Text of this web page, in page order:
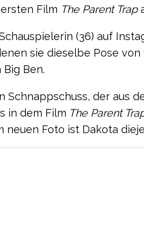
Film The Parent Trap
(36) auf
sie dieselbe Pose
Ben.
Schnappschuss, der aus
in dem Film The Parent
neuen Foto ist Dakota